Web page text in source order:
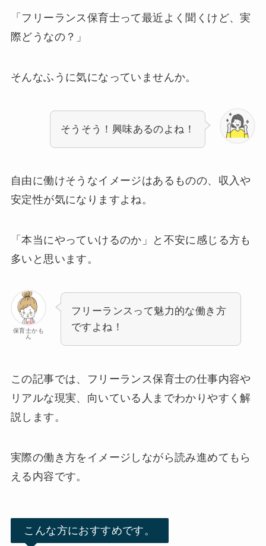
「フリーランス保育士って最近よく聞くけど、実
際どうなの？」
そんなふうに気になっていませんか。
そうそう！興味あるのよね！
自由に働けそうなイメージはあるものの、収入や
安定性が気になりますよね。
「本当にやっていけるのか」と不安に感じる方も
多いと思います。
保育士かも
ん
フリーランスって魅力的な働き方
ですよね！
この記事では、フリーランス保育士の仕事内容や
リアルな現実、向いている人までわかりやすく解
説します。
実際の働き方をイメージしながら読み進めてもら
える内容です。
こんな方におすすめです。